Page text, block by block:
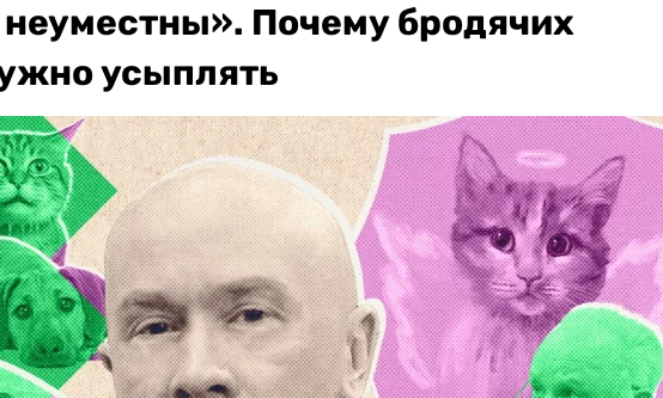
Почему бродячих
усыплять